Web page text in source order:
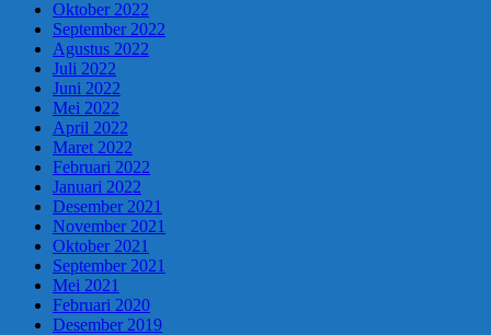
Oktober 2022
September 2022
Agustus 2022
Juli 2022
Juni 2022
Mei 2022
April 2022
Maret 2022
Februari 2022
Januari 2022
Desember 2021
November 2021
Oktober 2021
September 2021
Mei 2021
Februari 2020
Desember 2019